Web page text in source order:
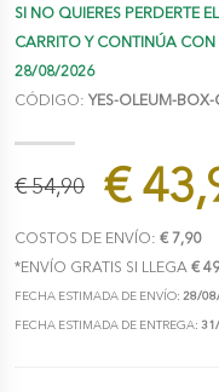
SI NO QUIERES PERDERTE
CARRITO Y CONTINÚA
28/08/2026
CÓDIGO: YES-OLEUM-BOX-
€
€ 54,90
COSTOS DE ENVÍO: € 7,90
*ENVÍO GRATIS SI LLEGA €
FECHA ESTIMADA DE ENVÍO: 28/
FECHA ESTIMADA DE ENTREGA: